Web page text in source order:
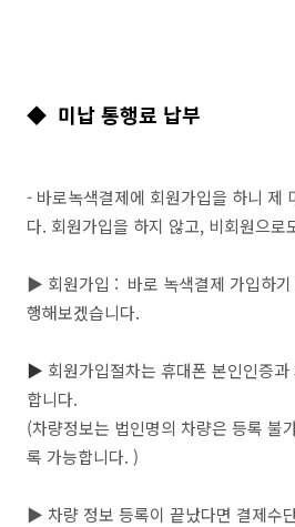
◆ 미납 통행료 납부
- 바로녹색결제에 회원가입을 하니 제
다. 회원가입을 하지 않고, 비회원으로
▶ 회원가입 : 바로 녹색결제 가입하기
행해보겠습니다.
▶ 회원가입절차는 휴대폰 본인인증
합니다.
(차량정보는 법인명의 차량은 등록 불
록 가능합니다. )
▶ 차량 정보 등록이 끝났다면 결제수